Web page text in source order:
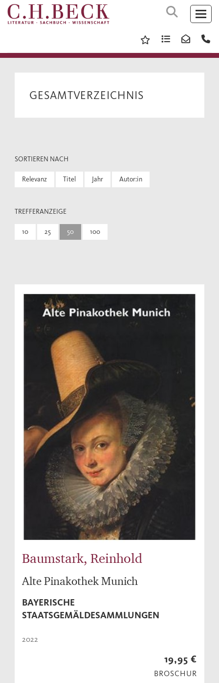
GESAMTVERZEICHNIS
SORTIEREN NACH
Relevanz Titel Jahr Autor:in
TREFFERANZEIGE
10 25 50 100
Baumstark, Reinhold
Alte Pinakothek Munich
BAYERISCHE
STAATSGEMÄLDESAMMLUNGEN
2022
19,95 €
BROSCHUR